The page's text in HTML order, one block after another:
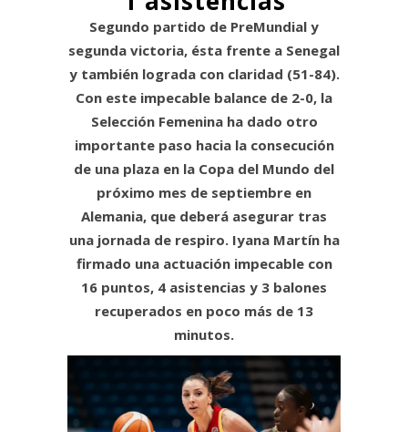
Segundo partido de PreMundial y
segunda victoria, ésta frente a Senegal
y también lograda con claridad (51-84).
Con este impecable balance de 2-0, la
Selección Femenina ha dado otro
importante paso hacia la consecución
de una plaza en la Copa del Mundo del
próximo mes de septiembre en
Alemania, que deberá asegurar tras
una jornada de respiro. Iyana Martín ha
firmado una actuación impecable con
16 puntos, 4 asistencias y 3 balones
recuperados en poco más de 13
minutos.